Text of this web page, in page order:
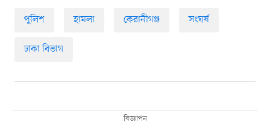
পুলিশ হামলা কেরানীগঞ্জ সংঘর্ষ
ঢাকা বিভাগ